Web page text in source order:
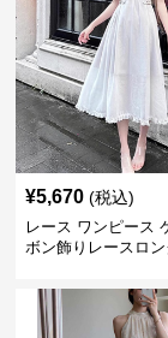
¥5,670 (税込)
レース ワンピース
ボン飾りレースロ